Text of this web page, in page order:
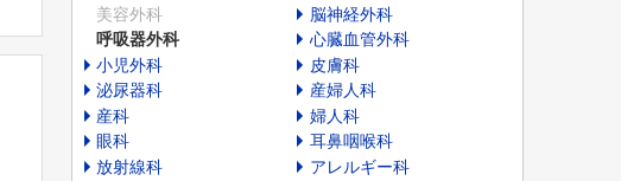
美容外科
脳神経外科
呼吸器外科
心臓血管外科
小児外科
皮膚科
泌尿器科
産婦人科
産科
婦人科
眼科
耳鼻咽喉科
放射線科
アレルギー科